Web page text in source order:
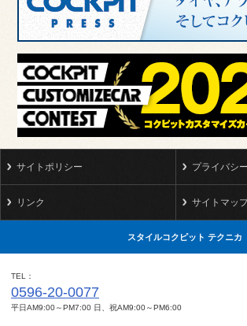
サイトポリシー プライバシ
リンク サイトマッ
スタイルコクピット テクニカ
TEL
0596-20-0077
平日AM9:00～PM7:00 日、祝AM9:00～PM6:00